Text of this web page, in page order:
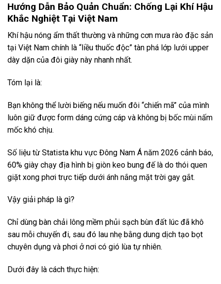
Hướng Dẫn Bảo Quản Chuẩn: Chống Lại Khí Hậu
Khắc Nghiệt Tại Việt Nam
Khí hậu nóng ẩm thất thường và những cơn mưa rào đặc sản
tại Việt Nam chính là “liều thuốc độc” tàn phá lớp lưới upper
dày dặn của đôi giày này nhanh nhất.
Tóm lại là:
Bạn không thể lười biếng nếu muốn đôi “chiến mã” của mình
luôn giữ được form dáng cứng cáp và không bị bốc mùi nấm
mốc khó chịu.
Số liệu từ Statista khu vực Đông Nam Á năm 2026 cảnh báo,
60% giày chạy địa hình bị giòn keo bung đế là do thói quen
giặt xong phơi trực tiếp dưới ánh nắng mặt trời gay gắt.
Vậy giải pháp là gì?
Chỉ dùng bàn chải lông mềm phủi sạch bùn đất lúc đã khô
sau mỗi chuyến đi, sau đó lau nhẹ bằng dung dịch tạo bọt
chuyên dụng và phơi ở nơi có gió lùa tự nhiên.
Dưới đây là cách thực hiện: